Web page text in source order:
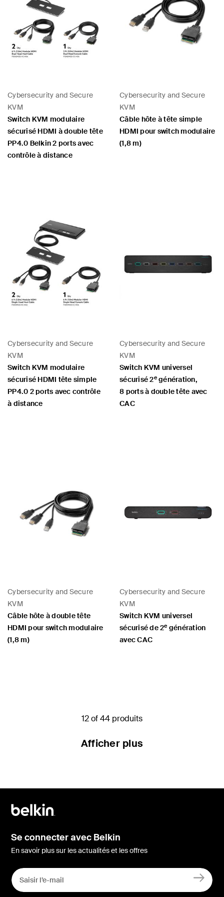
Cybersecurity and Secure
KVM
Switch KVM modulaire
sécurisé HDMI à double tête
PP4.0 Belkin 2 ports avec
contrôle à distance
Cybersecurity and Secure
KVM
Câble hôte à tête simple
HDMI pour switch modulaire
(1,8 m)
Cybersecurity and Secure
KVM
Switch KVM modulaire
sécurisé HDMI tête simple
PP4.0 2 ports avec contrôle
à distance
Cybersecurity and Secure
KVM
Switch KVM universel
sécurisé 2egénération,
8 ports à double tête avec
CAC
Cybersecurity and Secure
KVM
Câble hôte à double tête
HDMI pour switch modulaire
(1,8 m)
Cybersecurity and Secure
KVM
Switch KVM universel
sécurisé de 2egénération
avec CAC
12 of 44 produits
Afficher plus
Se connecter avec Belkin
En savoir plus sur les actualités et les offres